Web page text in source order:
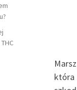
która